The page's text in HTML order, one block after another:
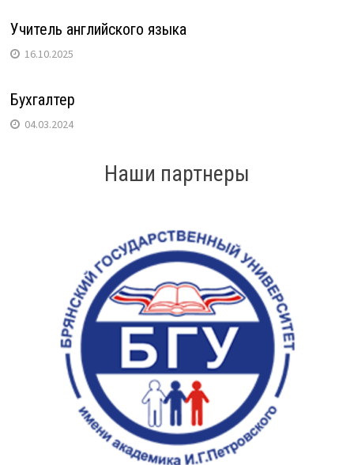
Учитель английского языка
16.10.2025
Бухгалтер
04.03.2024
Наши партнеры